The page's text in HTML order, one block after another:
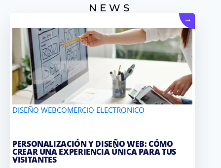
NEWS
DISEÑO WEBCOMERCIO ELECTRONICO
PERSONALIZACIÓN Y DISEÑO WEB: CÓMO
CREAR UNA EXPERIENCIA ÚNICA PARA TUS
VISITANTES
→